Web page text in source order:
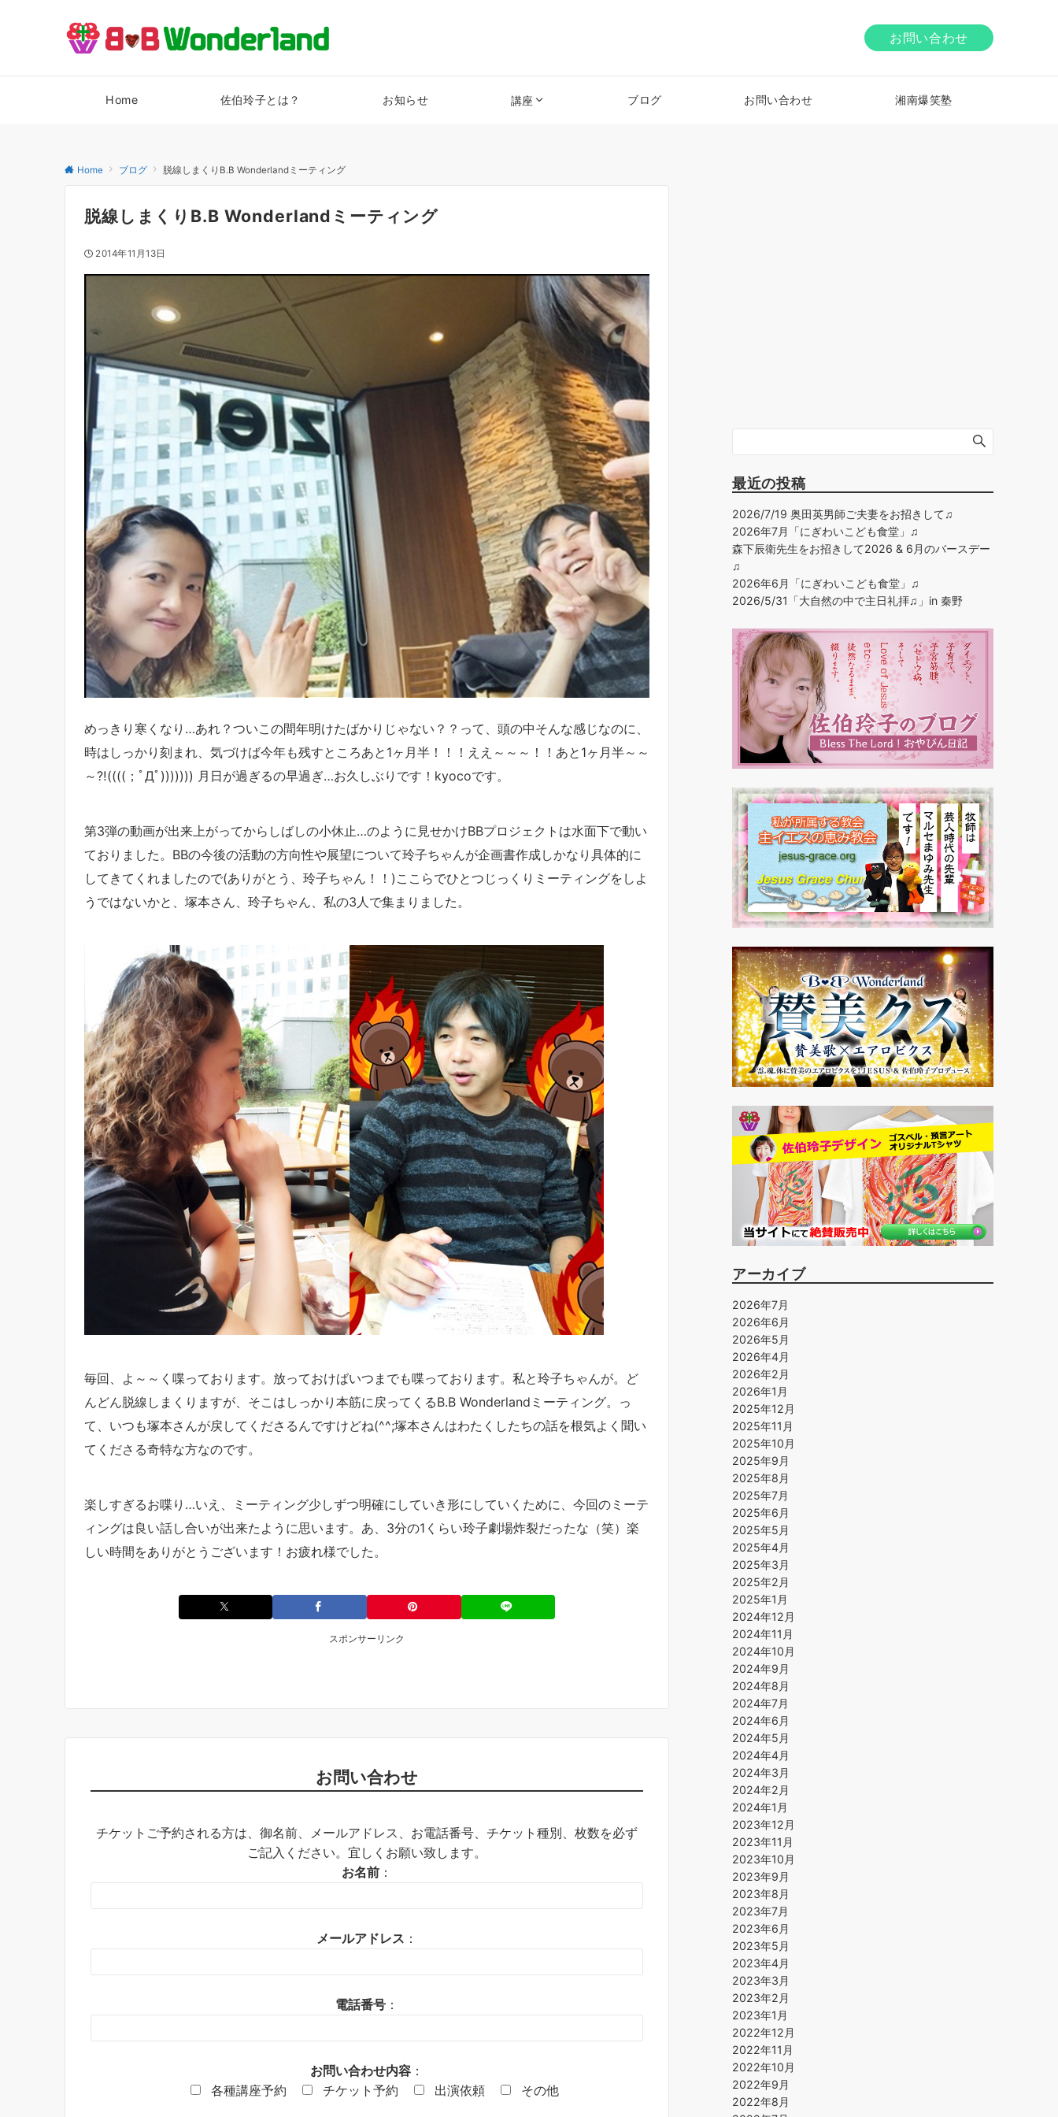
お問い合わせ
Home 佐伯玲子とは？ お知らせ 講座 ブログ お問い合わせ 湘南爆笑塾
Home ブログ 脱線しまくりB.B Wonderlandミーティング
脱線しまくりB.B Wonderlandミーティング
2014年11月13日
めっきり寒くなり…あれ？ついこの間年明けたばかりじゃない？？って、頭の中そんな感じなのに、
時はしっかり刻まれ、気づけば今年も残すところあと1ヶ月半！！！ええ～～～！！あと1ヶ月半～～
～⁈((((；ﾟДﾟ))))))) 月日が過ぎるの早過ぎ…お久しぶりです！kyocoです。
第3弾の動画が出来上がってからしばしの小休止…のように見せかけBBプロジェクトは水面下で動い
ておりました。BBの今後の活動の方向性や展望について玲子ちゃんが企画書作成しかなり具体的に
してきてくれましたので(ありがとう、玲子ちゃん！！)ここらでひとつじっくりミーティングをしよ
うではないかと、塚本さん、玲子ちゃん、私の3人で集まりました。
毎回、よ～～く喋っております。放っておけばいつまでも喋っております。私と玲子ちゃんが。ど
んどん脱線しまくりますが、そこはしっかり本筋に戻ってくるB.B Wonderlandミーティング。っ
て、いつも塚本さんが戻してくださるんですけどね(^^;塚本さんはわたくしたちの話を根気よく聞い
てくださる奇特な方なのです。
楽しすぎるお喋り…いえ、ミーティング少しずつ明確にしていき形にしていくために、今回のミーテ
ィングは良い話し合いが出来たように思います。あ、3分の1くらい玲子劇場炸裂だったな（笑）楽
しい時間をありがとうございます！お疲れ様でした。
スポンサーリンク
お問い合わせ
チケットご予約される方は、御名前、メールアドレス、お電話番号、チケット種別、枚数を必ず
ご記入ください。宜しくお願い致します。
お名前 ：
メールアドレス ：
電話番号 ：
お問い合わせ内容 ：
各種講座予約
チケット予約 出演依頼 その他
最近の投稿
2026/7/19 奥田英男師ご夫妻をお招きして♫
2026年7月「にぎわいこども食堂」♫
森下辰衛先生をお招きして2026 & 6月のバースデー
♫
2026年6月「にぎわいこども食堂」♫
2026/5/31「大自然の中で主日礼拝♫」in 秦野
アーカイブ
2026年7月
2026年6月
2026年5月
2026年4月
2026年2月
2026年1月
2025年12月
2025年11月
2025年10月
2025年9月
2025年8月
2025年7月
2025年6月
2025年5月
2025年4月
2025年3月
2025年2月
2025年1月
2024年12月
2024年11月
2024年10月
2024年9月
2024年8月
2024年7月
2024年6月
2024年5月
2024年4月
2024年3月
2024年2月
2024年1月
2023年12月
2023年11月
2023年10月
2023年9月
2023年8月
2023年7月
2023年6月
2023年5月
2023年4月
2023年3月
2023年2月
2023年1月
2022年12月
2022年11月
2022年10月
2022年9月
2022年8月